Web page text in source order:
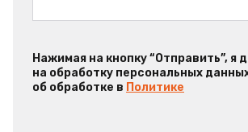
Нажимая на кнопку “Отправить”, я
на обработку персональных
об обработке в Политике